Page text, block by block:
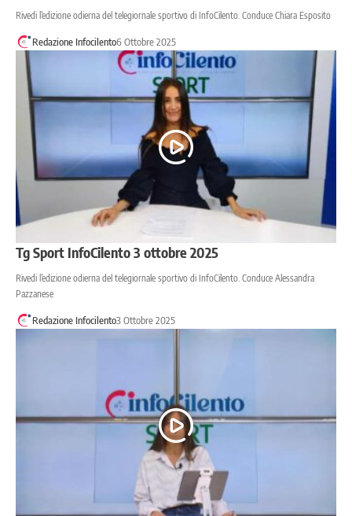
Rivedi l’edizione odierna del telegiornale sportivo di InfoCilento. Conduce Chiara Esposito
Redazione Infocilento6 Ottobre 2025
Tg Sport InfoCilento 3 ottobre 2025
Rivedi l’edizione odierna del telegiornale sportivo di InfoCilento. Conduce Alessandra
Pazzanese
Redazione Infocilento3 Ottobre 2025